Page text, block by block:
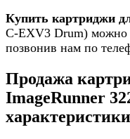
Купить картриджи
C-EXV3 Drum) можно
позвонив нам по
Продажа
ImageRunner